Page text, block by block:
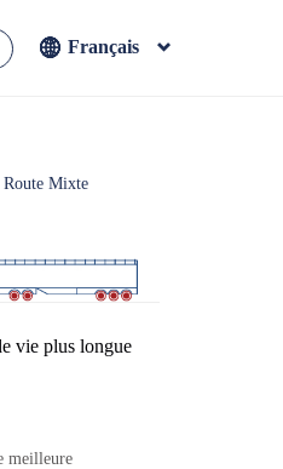
Français
Japanese
Mixte
vie plus longue
meilleure